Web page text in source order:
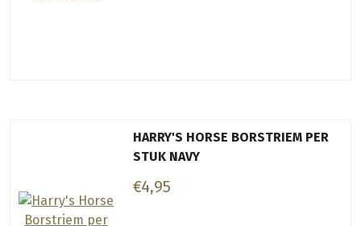
HARRY'S HORSE BORSTRIEM PER
STUK NAVY
€4,95